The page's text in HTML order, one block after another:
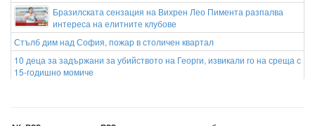
Бразилската сензация на Вихрен Лео Пимента разпалва
интереса на елитните клубове
Стълб дим над София, пожар в столичен квартал
10 деца за задържани за убийството на Георги, извикали го на среща с
15-годишно момиче